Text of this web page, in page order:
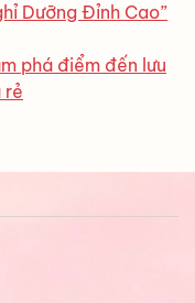
Dưỡng Đỉnh Cao”
phá điểm đến lưu
rẻ